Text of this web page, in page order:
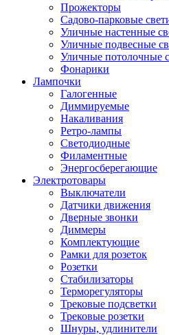
Прожекторы
Садово-парковые
Уличные настенные
Уличные подвесные
Уличные потолочные
Фонарики
Лампочки
Галогенные
Диммируемые
Накаливания
Ретро-лампы
Светодиодные
Филаментные
Энергосберегающие
Электротовары
Выключатели
Датчики движения
Дверные звонки
Диммеры
Комплектующие
Рамки для розеток
Розетки
Стабилизаторы
Терморегуляторы
Трековые подсветки
Трековые розетки
Шнуры, удлинители